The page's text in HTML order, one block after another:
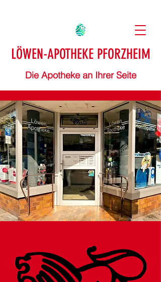
LÖWEN-APOTHEKE PFORZHEIM
Die Apotheke an Ihrer Seite